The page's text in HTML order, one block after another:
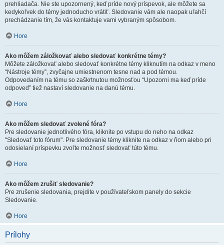
prehliadača. Nie ste upozornený, keď príde nový príspevok, ale môžete sa
kedykoľvek do témy jednoducho vrátiť. Sledovanie vám ale naopak uľahčí
prechádzanie tím, že vás kontaktuje vami vybraným spôsobom.
Hore
Ako môžem záložkovať alebo sledovať konkrétne témy?
Môžete záložkovať alebo sledovať konkrétne témy kliknutím na odkaz v meno
“Nástroje témy”, zvyčajne umiestnenom tesne nad a pod témou.
Odpovedaním na tému so zaškrtnutou možnosťou “Upozorni ma keď príde
odpoveď” tiež nastaví sledovanie na danú tému.
Hore
Ako môžem sledovať zvolené fóra?
Pre sledovanie jednotlivého fóra, kliknite po vstupu do neho na odkaz
"Sledovať toto fórum". Pre sledovanie témy kliknite na odkaz v ňom alebo pri
odosielaní príspevku zvoľte možnosť sledovať túto tému.
Hore
Ako môžem zrušiť sledovanie?
Pre zrušenie sledovania, prejdite v používateľskom panely do sekcie
Sledovanie.
Hore
Prílohy